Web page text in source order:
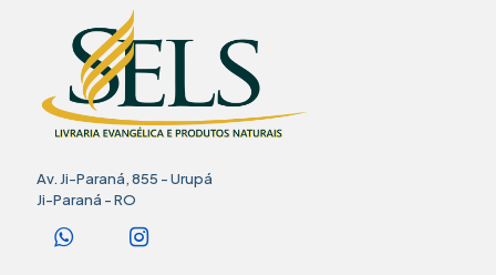
Av. Ji-Paraná, 855 - Urupá
Ji-Paraná - RO